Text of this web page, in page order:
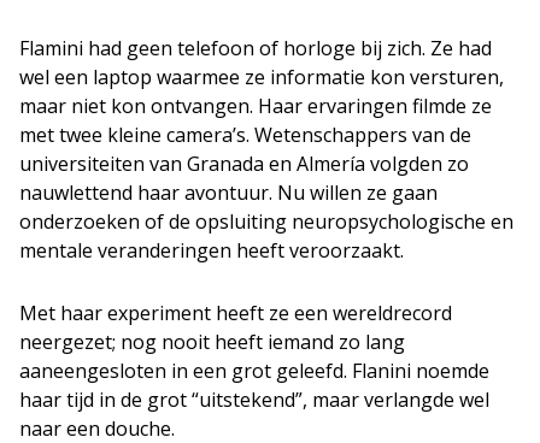
Flamini had geen telefoon of horloge bij zich. Ze had
wel een laptop waarmee ze informatie kon versturen,
maar niet kon ontvangen. Haar ervaringen filmde ze
met twee kleine camera’s. Wetenschappers van de
universiteiten van Granada en Almería volgden zo
nauwlettend haar avontuur. Nu willen ze gaan
onderzoeken of de opsluiting neuropsychologische en
mentale veranderingen heeft veroorzaakt.
Met haar experiment heeft ze een wereldrecord
neergezet; nog nooit heeft iemand zo lang
aaneengesloten in een grot geleefd. Flanini noemde
haar tijd in de grot “uitstekend”, maar verlangde wel
naar een douche.